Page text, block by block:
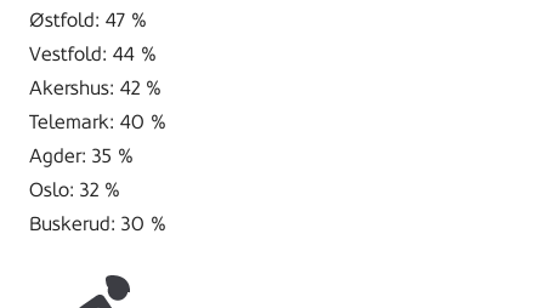
Østfold: 47 %
Vestfold: 44 %
Akershus: 42 %
Telemark: 40 %
Agder: 35 %
Oslo: 32 %
Buskerud: 30 %